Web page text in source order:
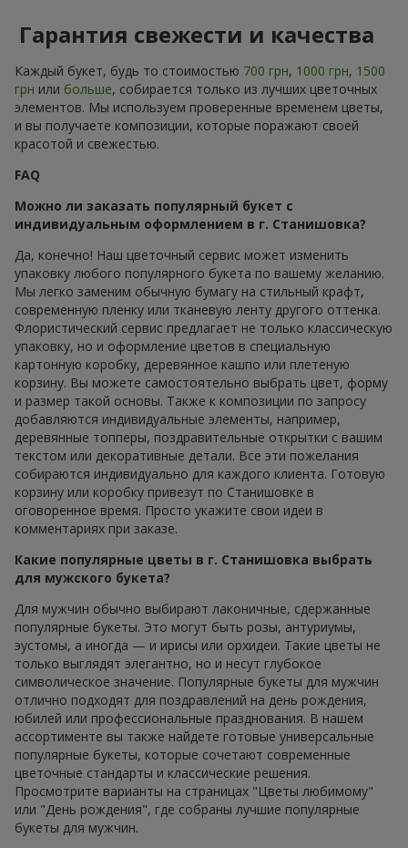
Гарантия свежести и качества
Каждый букет, будь то стоимостью 700 грн, 1000 грн, 1500
грн или больше, собирается только из лучших цветочных
элементов. Мы используем проверенные временем цветы,
и вы получаете композиции, которые поражают своей
красотой и свежестью.
FAQ
Можно ли заказать популярный букет с
индивидуальным оформлением в г. Станишовка?
Да, конечно! Наш цветочный сервис может изменить
упаковку любого популярного букета по вашему желанию.
Мы легко заменим обычную бумагу на стильный крафт,
современную пленку или тканевую ленту другого оттенка.
Флористический сервис предлагает не только классическую
упаковку, но и оформление цветов в специальную
картонную коробку, деревянное кашпо или плетеную
корзину. Вы можете самостоятельно выбрать цвет, форму
и размер такой основы. Также к композиции по запросу
добавляются индивидуальные элементы, например,
деревянные топперы, поздравительные открытки с вашим
текстом или декоративные детали. Все эти пожелания
собираются индивидуально для каждого клиента. Готовую
корзину или коробку привезут по Станишовке в
оговоренное время. Просто укажите свои идеи в
комментариях при заказе.
Какие популярные цветы в г. Станишовка выбрать
для мужского букета?
Для мужчин обычно выбирают лаконичные, сдержанные
популярные букеты. Это могут быть розы, антуриумы,
эустомы, а иногда — и ирисы или орхидеи. Такие цветы не
только выглядят элегантно, но и несут глубокое
символическое значение. Популярные букеты для мужчин
отлично подходят для поздравлений на день рождения,
юбилей или профессиональные празднования. В нашем
ассортименте вы также найдете готовые универсальные
популярные букеты, которые сочетают современные
цветочные стандарты и классические решения.
Просмотрите варианты на страницах "Цветы любимому"
или "День рождения", где собраны лучшие популярные
букеты для мужчин.